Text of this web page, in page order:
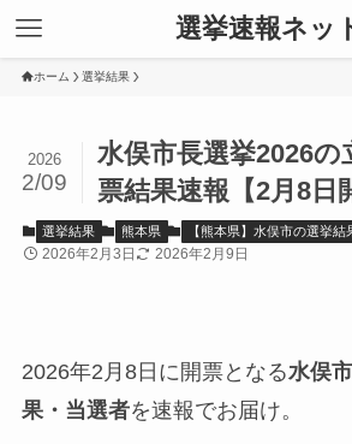
選挙速報ネッ
ホーム 選挙結果
水俣市長選挙2026の
票結果速報【2月8日
2026
2/09
選挙結果 熊本県 【熊本県】水俣市の選挙結
2026年2月3日 2026年2月9日
2026年2月8日に開票となる水俣
果・当選者を速報でお届け。